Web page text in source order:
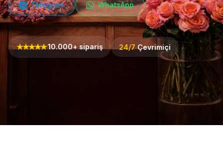
Telegram WhatsApp
★★★★★10.000+ sipariş 24/7 Çevrimiçi